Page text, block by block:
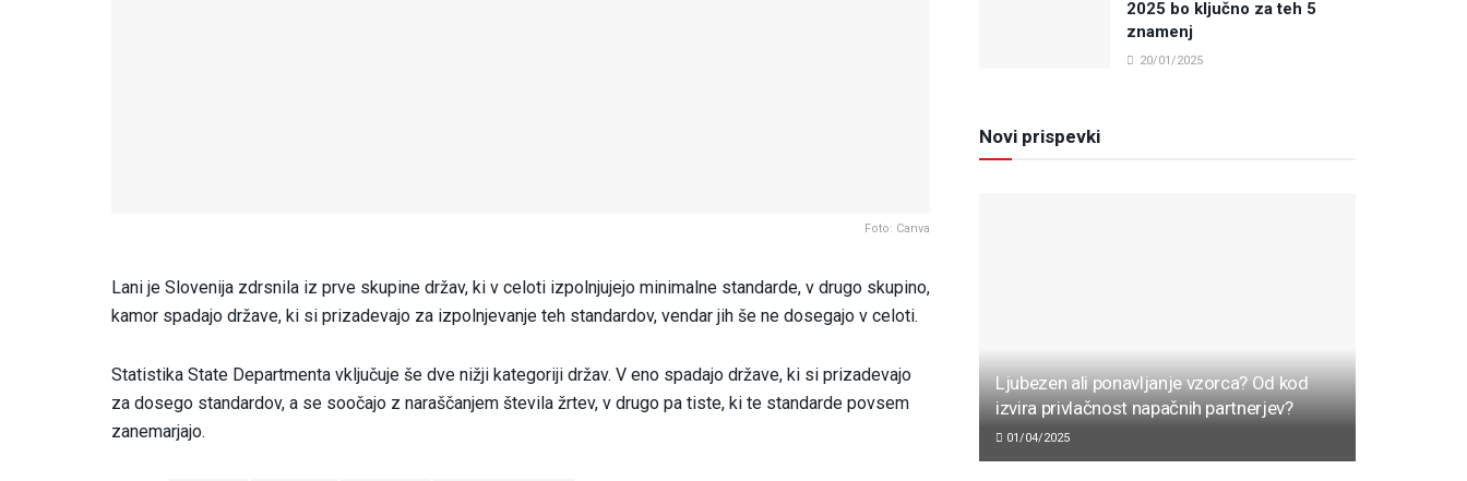
Foto: Canva
Lani je Slovenija zdrsnila iz prve skupine držav, ki v celoti izpolnjujejo minimalne standarde, v drugo skupino,
kamor spadajo države, ki si prizadevajo za izpolnjevanje teh standardov, vendar jih še ne dosegajo v celoti.
Statistika State Departmenta vključuje še dve nižji kategoriji držav. V eno spadajo države, ki si prizadevajo
za dosego standardov, a se soočajo z naraščanjem števila žrtev, v drugo pa tiste, ki te standarde povsem
zanemarjajo.
2025 bo ključno za teh 5
znamenj
20/01/2025
Novi prispevki
Ljubezen ali ponavljanje vzorca? Od kod
izvira privlačnost napačnih partnerjev?
01/04/2025